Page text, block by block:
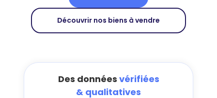
Découvrir nos biens à vendre
Des données vérifiées
& qualitatives